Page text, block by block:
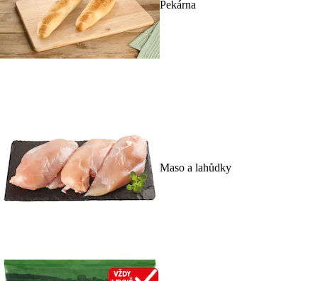
Pekárna
Maso a lahůdky